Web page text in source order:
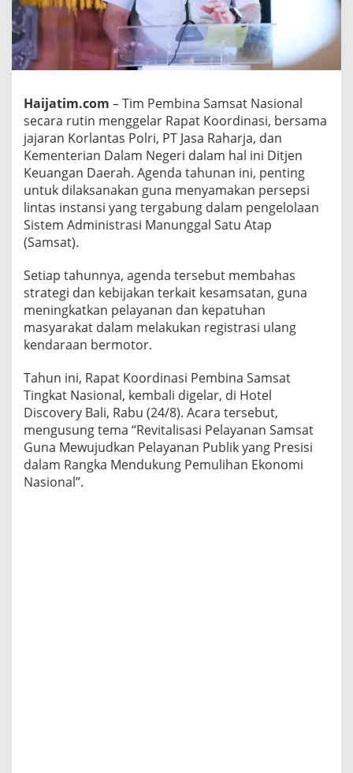
b
i
n
a
S
s
a
t
N
s
i
o
n
e
r
k
o
m
i
m
e
n
R
e
v
i
Haijatim.com – Tim Pembina Samsat Nasional
secara rutin menggelar Rapat Koordinasi, bersama
jajaran Korlantas Polri, PT Jasa Raharja, dan
Kementerian Dalam Negeri dalam hal ini Ditjen
Keuangan Daerah. Agenda tahunan ini, penting
untuk dilaksanakan guna menyamakan persepsi
lintas instansi yang tergabung dalam pengelolaan
Sistem Administrasi Manunggal Satu Atap
(Samsat).
Setiap tahunnya, agenda tersebut membahas
strategi dan kebijakan terkait kesamsatan, guna
meningkatkan pelayanan dan kepatuhan
masyarakat dalam melakukan registrasi ulang
kendaraan bermotor.
Tahun ini, Rapat Koordinasi Pembina Samsat
Tingkat Nasional, kembali digelar, di Hotel
Discovery Bali, Rabu (24/8). Acara tersebut,
mengusung tema “Revitalisasi Pelayanan Samsat
Guna Mewujudkan Pelayanan Publik yang Presisi
dalam Rangka Mendukung Pemulihan Ekonomi
Nasional”.